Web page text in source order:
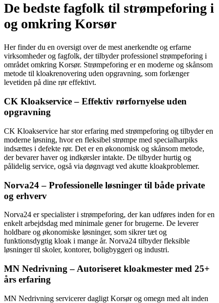
De bedste fagfolk til strømpeforing i
og omkring Korsør
Her finder du en oversigt over de mest anerkendte og erfarne
virksomheder og fagfolk, der tilbyder professionel strømpeforing i
området omkring Korsør. Strømpeforing er en moderne og skånsom
metode til kloakrenovering uden opgravning, som forlænger
levetiden på dine rør effektivt.
CK Kloakservice – Effektiv rørfornyelse uden
opgravning
CK Kloakservice har stor erfaring med strømpeforing og tilbyder en
moderne løsning, hvor en fleksibel strømpe med specialharpiks
indsættes i defekte rør. Det er en økonomisk og skånsom metode,
der bevarer haver og indkørsler intakte. De tilbyder hurtig og
pålidelig service, også via døgnvagt ved akutte kloakproblemer.
Norva24 – Professionelle løsninger til både private
og erhverv
Norva24 er specialister i strømpeforing, der kan udføres inden for en
enkelt arbejdsdag med minimale gener for brugerne. De leverer
holdbare og økonomiske løsninger, som sikrer tæt og
funktionsdygtig kloak i mange år. Norva24 tilbyder fleksible
løsninger til skoler, kontorer, boligbyggeri og industri.
MN Nedrivning – Autoriseret kloakmester med 25+
års erfaring
MN Nedrivning servicerer dagligt Korsør og omegn med alt inden